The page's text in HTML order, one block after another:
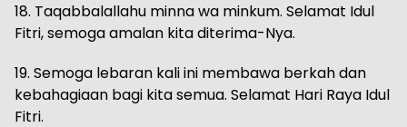
18. Taqabbalallahu minna wa minkum. Selamat Idul
Fitri, semoga amalan kita diterima-Nya.
19. Semoga lebaran kali ini membawa berkah dan
kebahagiaan bagi kita semua. Selamat Hari Raya Idul
Fitri.